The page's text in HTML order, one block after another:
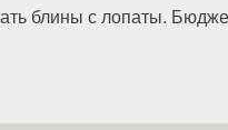
блины с лопаты.